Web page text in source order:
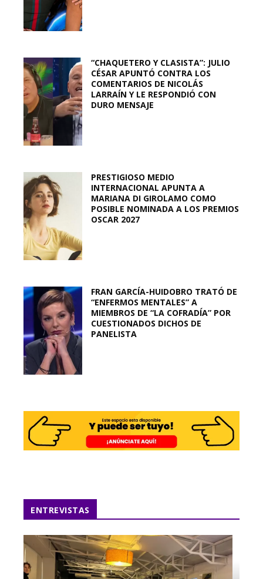
“CHAQUETERO Y CLASISTA”: JULIO
CÉSAR APUNTÓ CONTRA LOS
COMENTARIOS DE NICOLÁS
LARRAÍN Y LE RESPONDIÓ CON
DURO MENSAJE
PRESTIGIOSO MEDIO
INTERNACIONAL APUNTA A
MARIANA DI GIROLAMO COMO
POSIBLE NOMINADA A LOS PREMIOS
OSCAR 2027
FRAN GARCÍA-HUIDOBRO TRATÓ DE
“ENFERMOS MENTALES” A
MIEMBROS DE “LA COFRADÍA” POR
CUESTIONADOS DICHOS DE
PANELISTA
ENTREVISTAS